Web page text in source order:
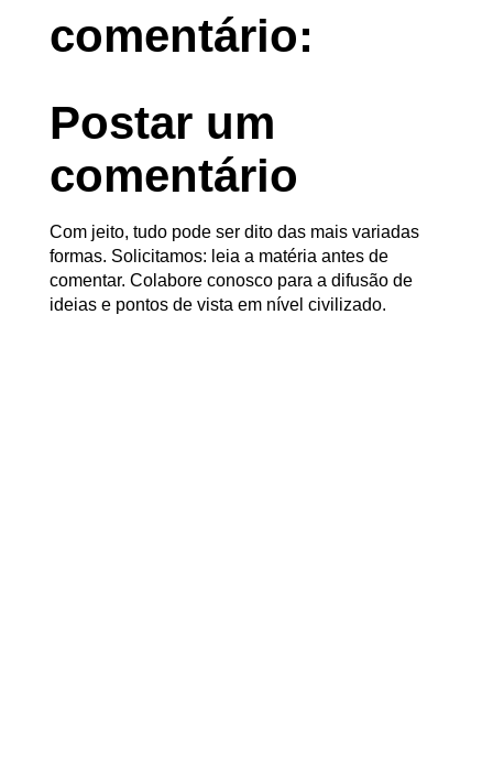
comentário:
Postar um
comentário
Com jeito, tudo pode ser dito das mais variadas
formas. Solicitamos: leia a matéria antes de
comentar. Colabore conosco para a difusão de
ideias e pontos de vista em nível civilizado.